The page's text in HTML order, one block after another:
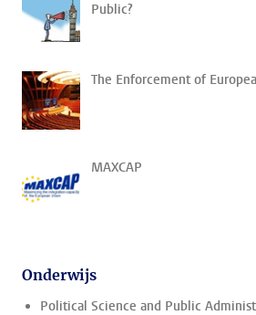
Public?
The Enforcement of
MAXCAP
Onderwijs
Political Science and Public